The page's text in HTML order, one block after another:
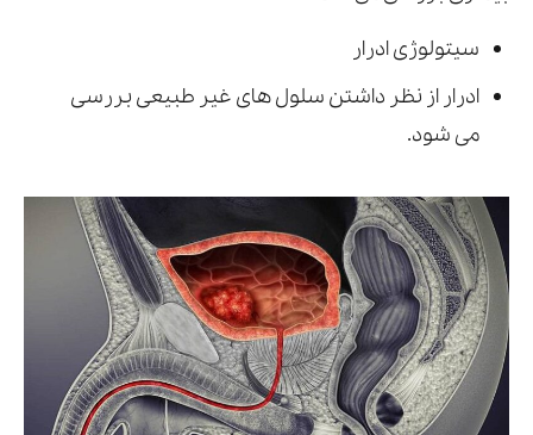
سیتولوژی ادرار
ادرار از نظر داشتن سلول های غیر طبیعی بررسی
می شود.